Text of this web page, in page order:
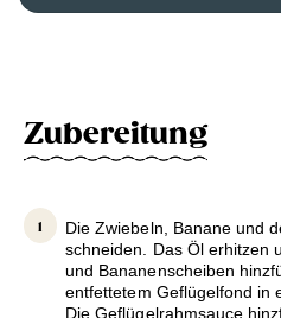
Zubereitung
Die Zwiebeln, Banane und
schneiden. Das Öl erhitzen
und Bananenscheiben
entfettetem Geflügelfond in
Die Geflügelrahmsauce